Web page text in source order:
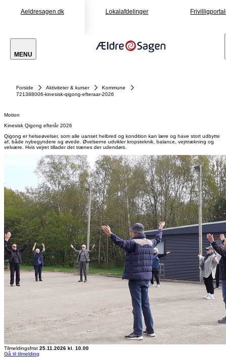
Aeldresagen.dk Lokalafdelinger
MENU
Forside Aktiviteter & kurser
Kommune
721388006-kinesisk-qigong-efteraar-2026
Motion
Kinesisk Qigong efterår 2026
Qigong er helseøvelser, som alle uanset helbred og kondition kan lære og have stort udbytte
af, både nybegyndere og øvede. Øvelserne udvikler kropsteknik, balance, vejrtrækning og
velvære. Hvis vejret tillader det trænes der udendørs.
Tilmeldingsfrist 25.11.2026 kl. 10.00
Gå til tilmelding